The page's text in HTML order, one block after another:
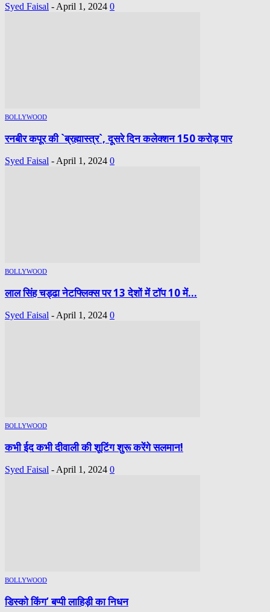
Syed Faisal - April 1, 2024 0
BOLLYWOOD
रनबीर कपूर की `ब्रह्मास्त्र`, दूसरे दिन कलेक्शन 150 करोड़ पार
Syed Faisal - April 1, 2024 0
BOLLYWOOD
लाल सिंह चड्ढा नेटफ्लिक्स पर 13 देशों में टॉप 10 में...
Syed Faisal - April 1, 2024 0
BOLLYWOOD
कभी ईद कभी दीवाली की शूटिंग शुरू करेंगे सलमान!
Syed Faisal - April 1, 2024 0
BOLLYWOOD
डिस्को किंग’ बप्पी लाहिड़ी का निधन